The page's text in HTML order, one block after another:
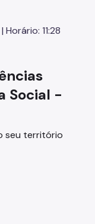
11:28
Social -
seu território